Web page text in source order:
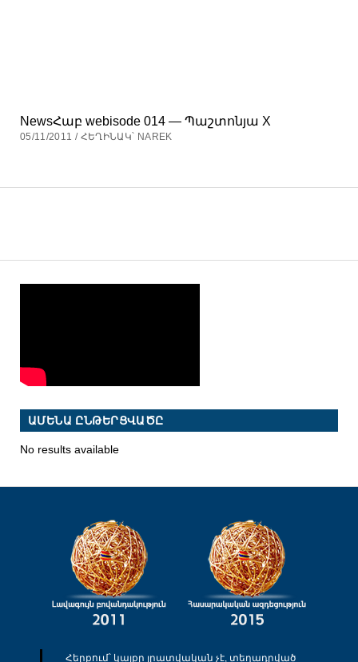
NewsՀաբ webisode 014 — Պաշտոնյա X
05/11/2011 / ՀԵՂԻՆԱԿ՝ NAREK
ԱՄԵՆԱ ԸՆԹԵՐՑՎԱԾԸ
No results available
Հերքում՝ կայքը լրատվական չէ, տեղադրված